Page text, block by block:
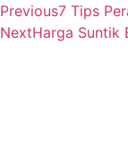
Previous7 Tips
NextHarga Suntik